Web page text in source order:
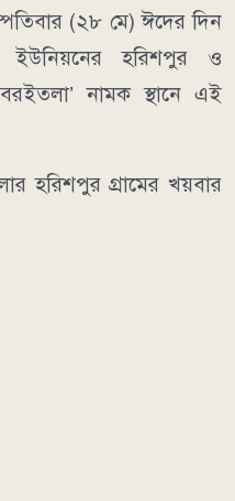
(২৮ মে) ঈদের দিন
ইউনিয়নের হরিশপুর ও
নামক স্থানে এই
হরিশপুর গ্রামের খয়বার